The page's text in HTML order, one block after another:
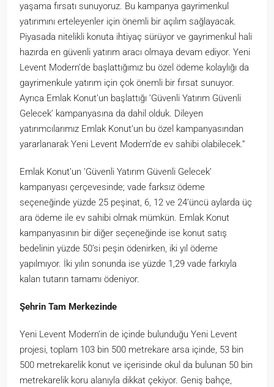
yaşama fırsatı sunuyoruz. Bu kampanya gayrimenkul
yatırımını erteleyenler için önemli bir açılım sağlayacak.
Piyasada nitelikli konuta ihtiyaç sürüyor ve gayrimenkul hali
hazırda en güvenli yatırım aracı olmaya devam ediyor. Yeni
Levent Modern’de başlattığımız bu özel ödeme kolaylığı da
gayrimenkule yatırım için çok önemli bir fırsat sunuyor.
Ayrıca Emlak Konut’un başlattığı ‘Güvenli Yatırım Güvenli
Gelecek’ kampanyasına da dahil olduk. Dileyen
yatırımcılarımız Emlak Konut’un bu özel kampanyasından
yararlanarak Yeni Levent Modern’de ev sahibi olabilecek.”
Emlak Konut’un ‘Güvenli Yatırım Güvenli Gelecek’
kampanyası çerçevesinde; vade farksız ödeme
seçeneğinde yüzde 25 peşinat, 6, 12 ve 24’üncü aylarda üç
ara ödeme ile ev sahibi olmak mümkün. Emlak Konut
kampanyasının bir diğer seçeneğinde ise konut satış
bedelinin yüzde 50’si peşin ödenirken, iki yıl ödeme
yapılmıyor. İki yılın sonunda ise yüzde 1,29 vade farkıyla
kalan tutarın tamamı ödeniyor.
Şehrin Tam Merkezinde
Yeni Levent Modern’in de içinde bulunduğu Yeni Levent
projesi, toplam 103 bin 500 metrekare arsa içinde, 53 bin
500 metrekarelik konut ve içerisinde okul da bulunan 50 bin
metrekarelik koru alanıyla dikkat çekiyor. Geniş bahçe,